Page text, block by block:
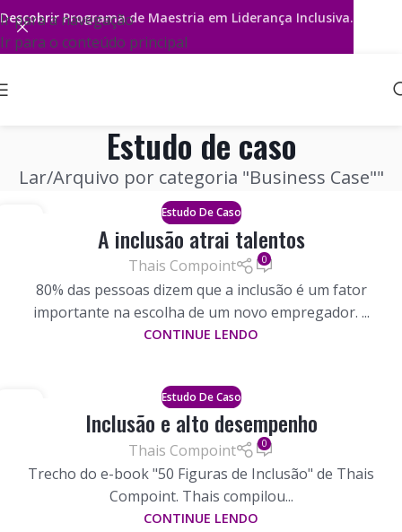
Ir para a navegação
Ir para o conteúdo principal
Estudo de caso
Lar Arquivo por categoria "Business Case""
Estudo De Caso
A inclusão atrai talentos
Thais Compoint 0
80% das pessoas dizem que a inclusão é um fator
importante na escolha de um novo empregador. ...
CONTINUE LENDO
Estudo De Caso
Inclusão e alto desempenho
Thais Compoint 0
Trecho do e-book "50 Figuras de Inclusão" de Thais
Compoint. Thais compilou...
CONTINUE LENDO
Descobrir Programa de Maestria em Liderança Inclusiva.